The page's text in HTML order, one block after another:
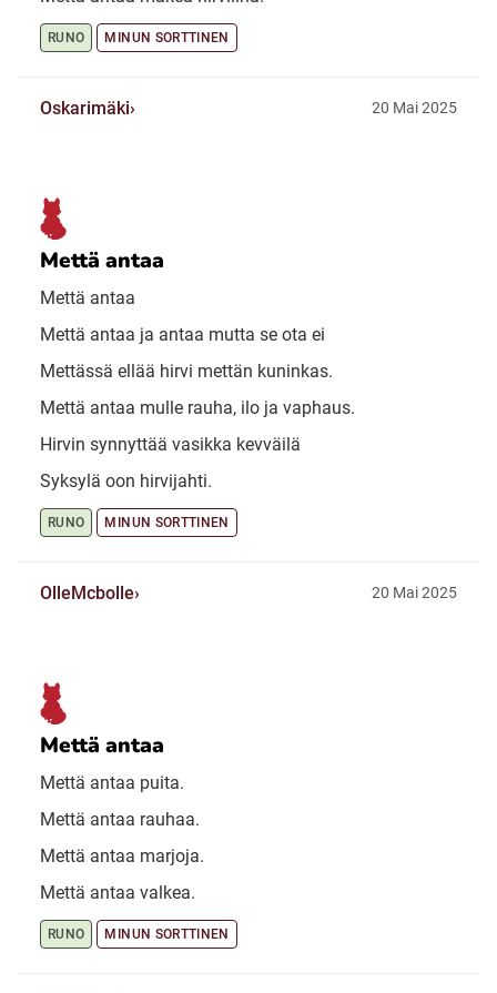
RUNO MINUN SORTTINEN
Oskarimäki 20 Mai 2025
Mettä antaa
Mettä antaa
Mettä antaa ja antaa mutta se ota ei
Mettässä ellää hirvi mettän kuninkas.
Mettä antaa mulle rauha, ilo ja vaphaus.
Hirvin synnyttää vasikka kevväilä
Syksylä oon hirvijahti.
RUNO MINUN SORTTINEN
OlleMcbolle 20 Mai 2025
Mettä antaa
Mettä antaa puita.
Mettä antaa rauhaa.
Mettä antaa marjoja.
Mettä antaa valkea.
RUNO MINUN SORTTINEN